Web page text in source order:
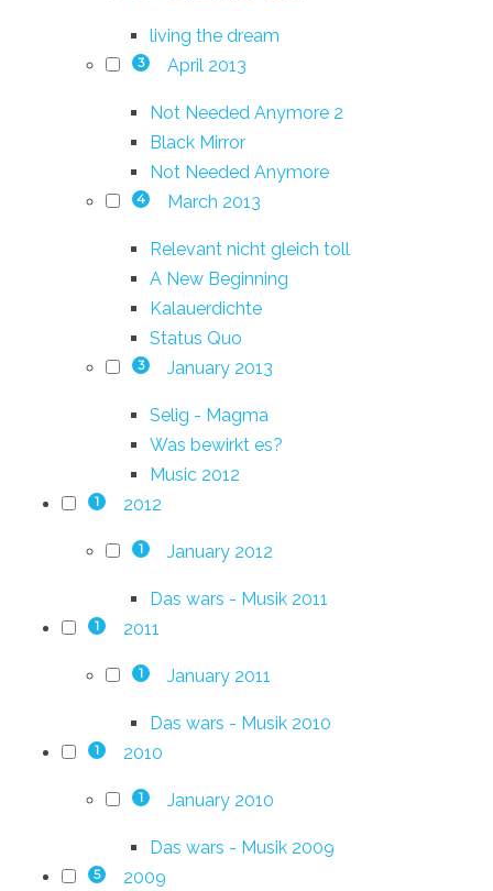
living the dream
3 April 2013
Not Needed Anymore 2
Black Mirror
Not Needed Anymore
4 March 2013
Relevant nicht gleich toll
A New Beginning
Kalauerdichte
Status Quo
3 January 2013
Selig - Magma
Was bewirkt es?
Music 2012
1 2012
1 January 2012
Das wars - Musik 2011
1 2011
1 January 2011
Das wars - Musik 2010
1 2010
1 January 2010
Das wars - Musik 2009
5 2009